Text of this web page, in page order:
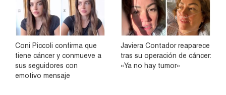
Coni Piccoli confirma que
tiene cáncer y conmueve a
sus seguidores con
emotivo mensaje
Javiera Contador reaparece
tras su operación de cáncer:
«Ya no hay tumor»